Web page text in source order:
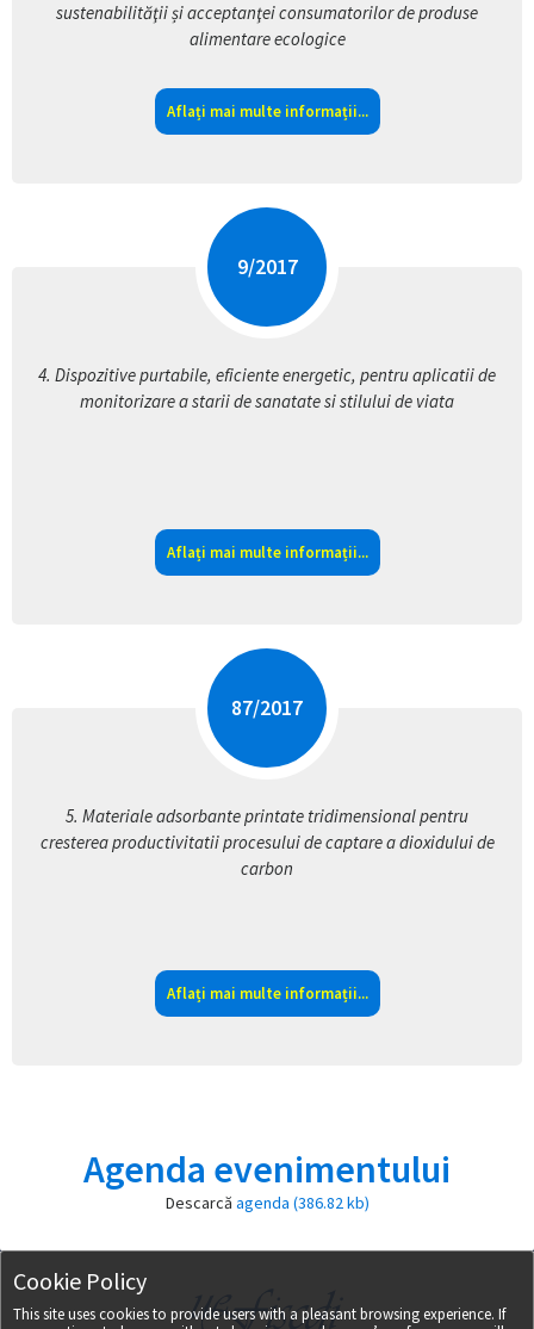
sustenabilităţii și acceptanţei consumatorilor de produse
alimentare ecologice
Aflați mai multe informații...
9/2017
4. Dispozitive purtabile, eficiente energetic, pentru aplicatii de
monitorizare a starii de sanatate si stilului de viata
Aflați mai multe informații...
87/2017
5. Materiale adsorbante printate tridimensional pentru
cresterea productivitatii procesului de captare a dioxidului de
carbon
Aflați mai multe informații...
Agenda evenimentului
Descarcă agenda (386.82 kb)
Cookie Policy
This site uses cookies to provide users with a pleasant browsing experience. If